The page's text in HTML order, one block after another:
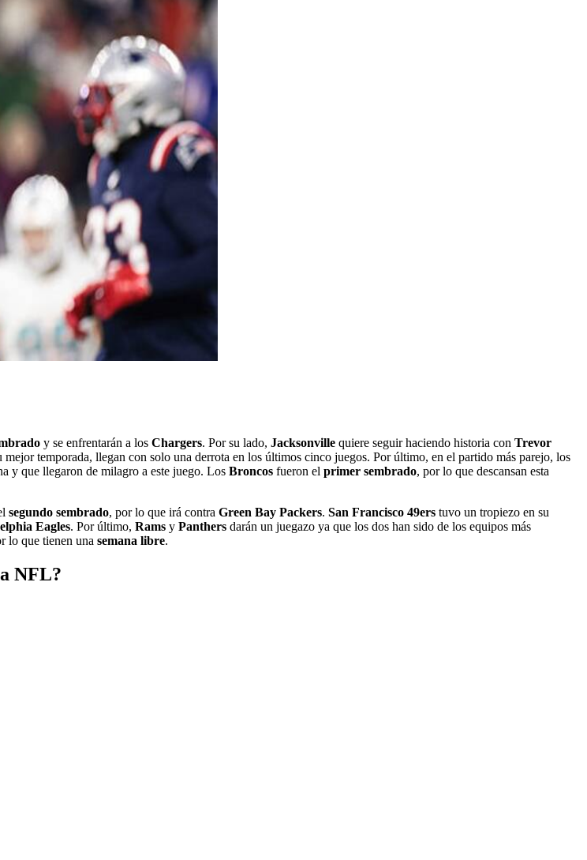
y se enfrentarán a los Chargers. Por su lado, Jacksonville quiere seguir haciendo historia con Trevor
mejor temporada, llegan con solo una derrota en los últimos cinco juegos. Por último, en el partido más parejo, los
y que llegaron de milagro a este juego. Los Broncos fueron el primer sembrado, por lo que descansan esta
segundo sembrado, por lo que irá contra Green Bay Packers. San Francisco 49ers tuvo un tropiezo en su
Eagles. Por último, Rams y Panthers darán un juegazo ya que los dos han sido de los equipos más
lo que tienen una semana libre.
NFL?